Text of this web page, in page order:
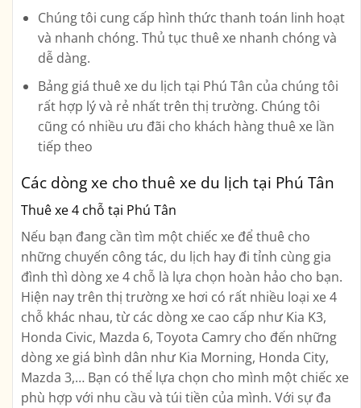
Chúng tôi cung cấp hình thức thanh toán linh hoạt
và nhanh chóng. Thủ tục thuê xe nhanh chóng và
dễ dàng.
Bảng giá thuê xe du lịch tại Phú Tân của chúng tôi
rất hợp lý và rẻ nhất trên thị trường. Chúng tôi
cũng có nhiều ưu đãi cho khách hàng thuê xe lần
tiếp theo
Các dòng xe cho thuê xe du lịch tại Phú Tân
Thuê xe 4 chỗ tại Phú Tân
Nếu bạn đang cần tìm một chiếc xe để thuê cho
những chuyến công tác, du lịch hay đi tỉnh cùng gia
đình thì dòng xe 4 chỗ là lựa chọn hoàn hảo cho bạn.
Hiện nay trên thị trường xe hơi có rất nhiều loại xe 4
chỗ khác nhau, từ các dòng xe cao cấp như Kia K3,
Honda Civic, Mazda 6, Toyota Camry cho đến những
dòng xe giá bình dân như Kia Morning, Honda City,
Mazda 3,… Bạn có thể lựa chọn cho mình một chiếc xe
phù hợp với nhu cầu và túi tiền của mình. Với sự đa